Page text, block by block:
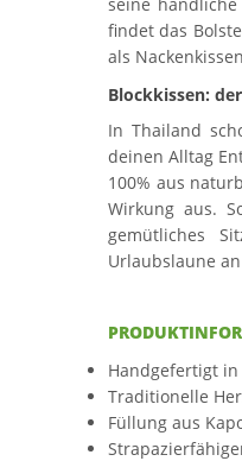
findet das
als
Blockkissen:
In Thailand
deinen Alltag
100% aus
Wirkung aus.
gemütliches
Urlaubslaune
Handgefertigt
Traditionelle
Füllung aus